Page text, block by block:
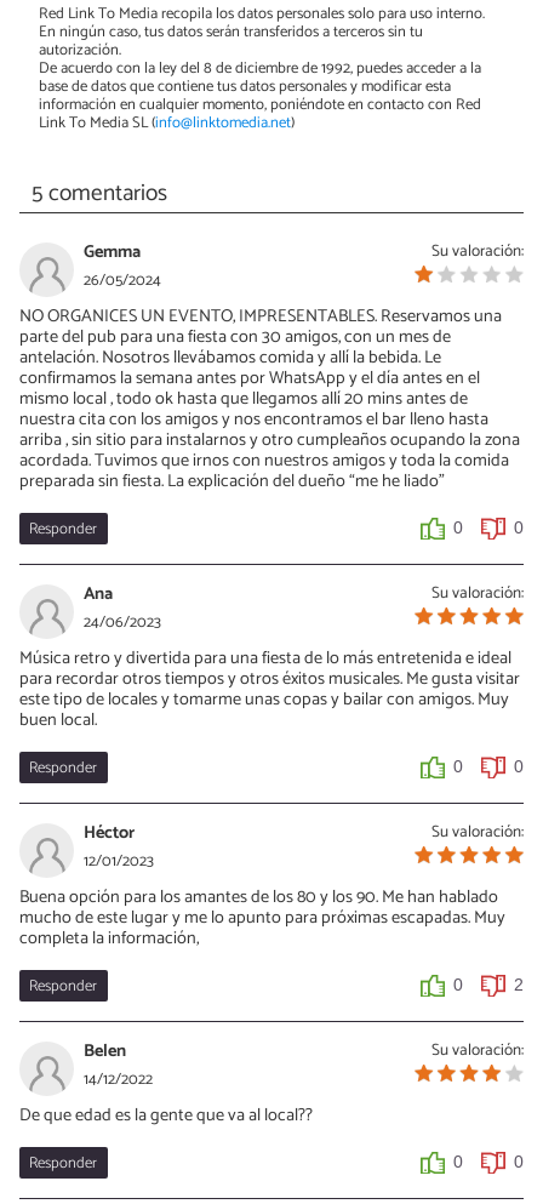
Red Link To Media recopila los datos personales solo para uso interno.
En ningún caso, tus datos serán transferidos a terceros sin tu
autorización.
De acuerdo con la ley del 8 de diciembre de 1992, puedes acceder a la
base de datos que contiene tus datos personales y modificar esta
información en cualquier momento, poniéndote en contacto con Red
Link To Media SL (info@linktomedia.net)
5 comentarios
Su valoración:
Gemma
26/05/2024
NO ORGANICES UN EVENTO, IMPRESENTABLES. Reservamos una
parte del pub para una fiesta con 30 amigos, con un mes de
antelación. Nosotros llevábamos comida y allí la bebida. Le
confirmamos la semana antes por WhatsApp y el día antes en el
mismo local , todo ok hasta que llegamos allí 20 mins antes de
nuestra cita con los amigos y nos encontramos el bar lleno hasta
arriba , sin sitio para instalarnos y otro cumpleaños ocupando la zona
acordada. Tuvimos que irnos con nuestros amigos y toda la comida
preparada sin fiesta. La explicación del dueño “me he liado”
Responder 0 0
Su valoración:
Ana
24/06/2023
Música retro y divertida para una fiesta de lo más entretenida e ideal
para recordar otros tiempos y otros éxitos musicales. Me gusta visitar
este tipo de locales y tomarme unas copas y bailar con amigos. Muy
buen local.
Responder 0 0
Su valoración:
Héctor
12/01/2023
Buena opción para los amantes de los 80 y los 90. Me han hablado
mucho de este lugar y me lo apunto para próximas escapadas. Muy
completa la información,
Responder 0 2
Su valoración:
Belen
14/12/2022
De que edad es la gente que va al local??
Responder 0 0